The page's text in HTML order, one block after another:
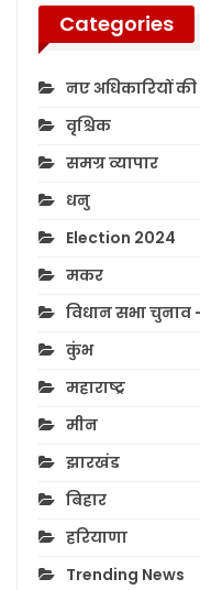
Categories
नए अधिकारियों
वृश्चिक
समग्र व्यापार
धनु
Election 2024
मकर
विधान सभा
कुंभ
महाराष्ट्र
मीन
झारखंड
बिहार
हरियाणा
Trending News